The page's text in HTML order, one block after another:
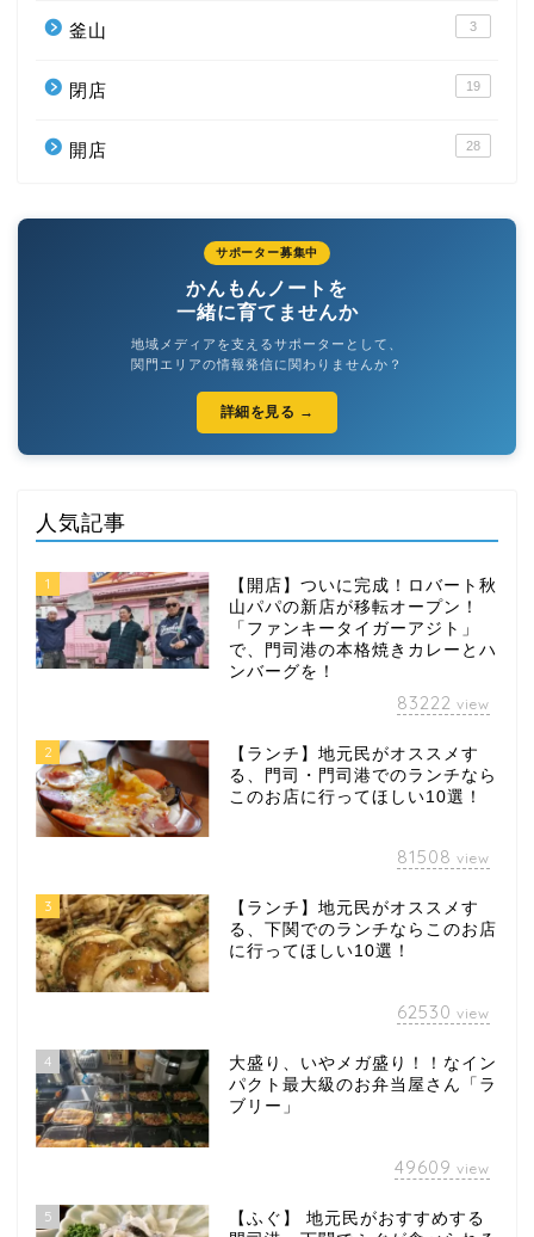
釜山 3
閉店 19
開店 28
サポーター募集中
かんもんノートを
一緒に育てませんか
地域メディアを支えるサポーターとして、
関門エリアの情報発信に関わりませんか？
詳細を見る →
人気記事
1
【開店】ついに完成！ロバート秋
山パパの新店が移転オープン！
「ファンキータイガーアジト」
で、門司港の本格焼きカレーとハ
ンバーグを！
83222 view
2
【ランチ】地元民がオススメす
る、門司・門司港でのランチなら
このお店に行ってほしい10選！
81508 view
3
【ランチ】地元民がオススメす
る、下関でのランチならこのお店
に行ってほしい10選！
62530 view
4
大盛り、いやメガ盛り！！なイン
パクト最大級のお弁当屋さん「ラ
ブリー」
49609 view
5
【ふぐ】 地元民がおすすめする